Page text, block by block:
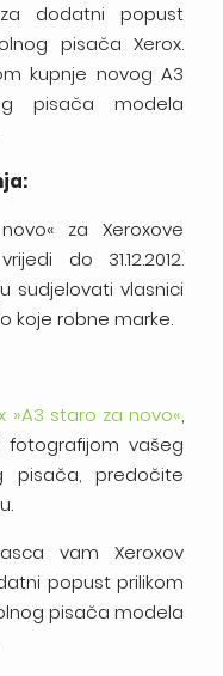
dodatni popust
pisača Xerox.
kupnje novog A3
pisača modela
za Xeroxove
do 31.12.2012.
sudjelovati vlasnici
koje robne marke.
»A3 staro za novo«,
fotografijom vašeg
pisača, predočite
vam Xeroxov
popust prilikom
pisača modela